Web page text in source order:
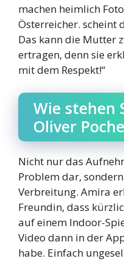
machen heimlich
Österreicher. scheint
Das kann die Mutter
ertragen, denn sie
mit dem Respekt!“
Wie stehen
Oliver
Nicht nur das
Problem dar,
Verbreitung. Amira
Freundin, dass
auf einem Indoor-
Video dann in der
habe. Einfach